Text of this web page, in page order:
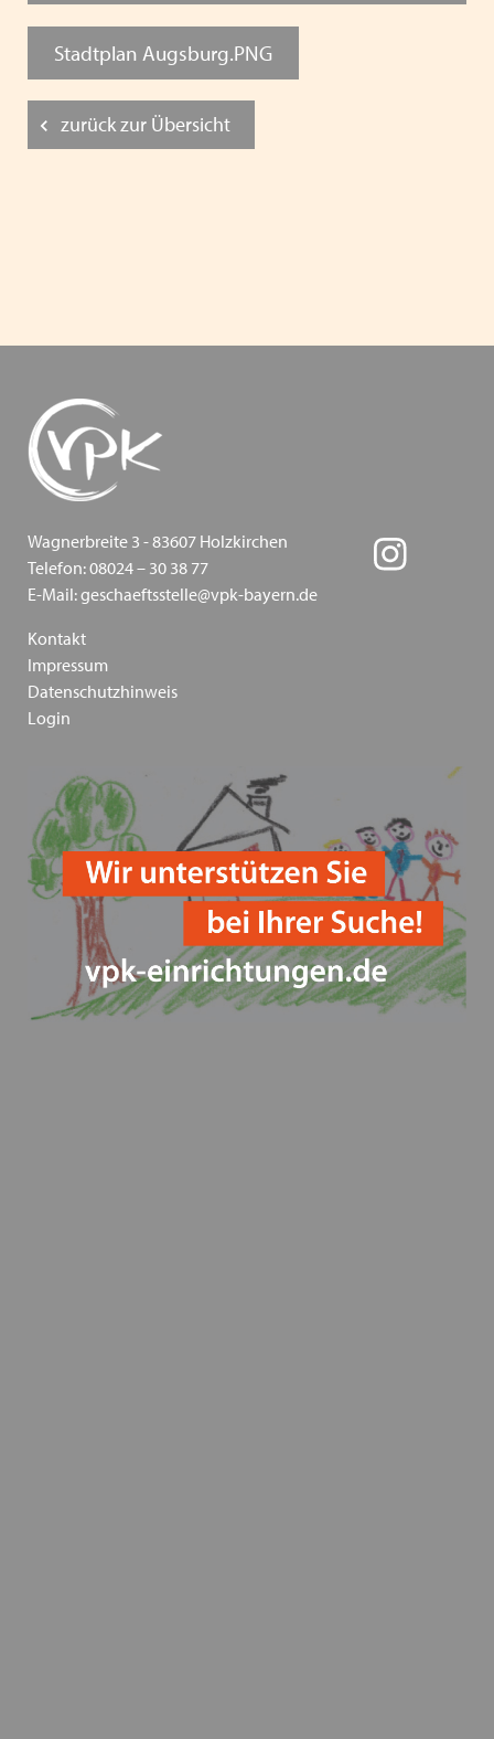
Dresden
Heimleiter*innentreffen in Präsenz am 06.06.2024 in
Schwaben
Die Bedeutung traumapädagogischer Ansätze in der
Heimleiter*innentreffen in Präsenz am 06.06.2024 in
Schwaben
VPK Politikfrühstück im Bundestag 2024
Frohe Ostern wünscht ihnen ihr VPK Bayern e.V.
"Schieb den Gedanken nicht weg!" und "Schieb
deine Verantwortung nicht weg!" Kampagnen vom
Bundesministerium für Familie und der
Unabhängigen Beauftragten für Fragen des
Perspektiven für geflüchtete Kinder in Deutschland
Betriebsausflug der VPK Bayern Geschäftsstelle 2023
Happy Halloween!
Parlamentarisches Frühstück im Bundestag
Weltkindertag - VPK kritisiert die geplanten
Kürzungen und fordert mehr Engagement für Kinder,
Stadtplan Augsburg.PNG
zurück zur Übersicht
Wagnerbreite 3 - 83607 Holzkirchen
Telefon: 08024 – 30 38 77
E-Mail: geschaeftsstelle@vpk-bayern.de
Kontakt
Impressum
Datenschutzhinweis
Login